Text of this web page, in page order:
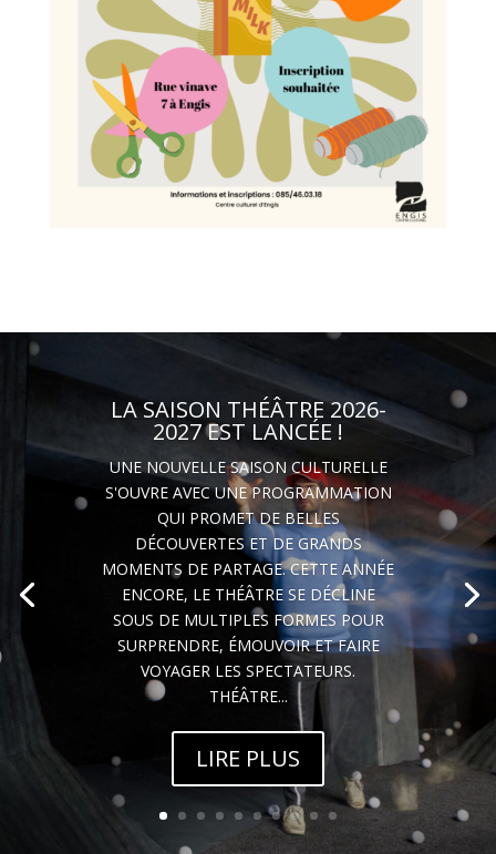
LA SAISON THÉÂTRE 2026-
2027 EST LANCÉE !
UNE NOUVELLE SAISON CULTURELLE
S'OUVRE AVEC UNE PROGRAMMATION
QUI PROMET DE BELLES
DÉCOUVERTES ET DE GRANDS
MOMENTS DE PARTAGE. CETTE ANNÉE
ENCORE, LE THÉÂTRE SE DÉCLINE
SOUS DE MULTIPLES FORMES POUR
SURPRENDRE, ÉMOUVOIR ET FAIRE
VOYAGER LES SPECTATEURS.
THÉÂTRE...
LIRE PLUS